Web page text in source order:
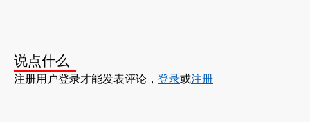
说点什么
注册用户登录才能发表评论， 登录或注册